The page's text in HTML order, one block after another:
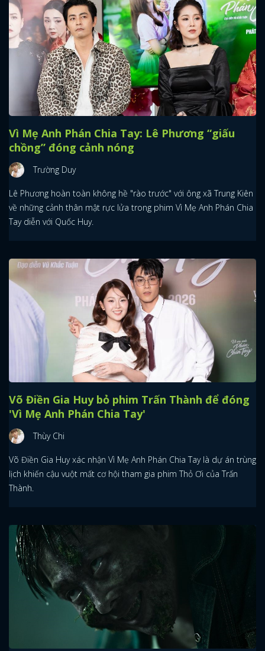
Vì Mẹ Anh Phán Chia Tay: Lê Phương “giấu
chồng” đóng cảnh nóng
Trường Duy
Lê Phương hoàn toàn không hề "rào trước" với ông xã Trung Kiên
về những cảnh thân mật rực lửa trong phim Vì Mẹ Anh Phán Chia
Tay diễn với Quốc Huy.
Võ Điền Gia Huy bỏ phim Trấn Thành để đóng
'Vì Mẹ Anh Phán Chia Tay'
Thùy Chi
Võ Điền Gia Huy xác nhận Vì Mẹ Anh Phán Chia Tay là dự án trùng
lịch khiến cậu vuột mất cơ hội tham gia phim Thỏ Ơi của Trấn
Thành.